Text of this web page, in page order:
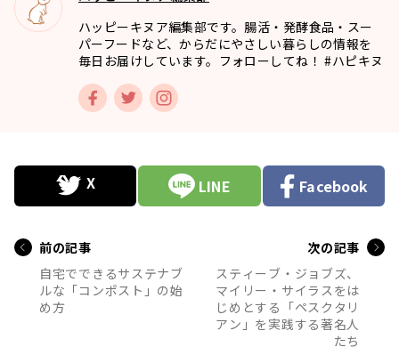
ハッピーキヌア編集部です。腸活・発酵食品・スー
パーフードなど、からだにやさしい暮らしの情報を
毎日お届けしています。フォローしてね！ #ハピキヌ
LINE Facebook
前の記事
自宅でできるサステナブ
ルな「コンポスト」の始
め方
次の記事
スティーブ・ジョブズ、
マイリー・サイラスをは
じめとする「ペスクタリ
アン」を実践する著名人
たち